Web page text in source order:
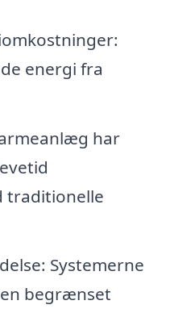
energi fra
har
traditionelle
Systemerne
begrænset